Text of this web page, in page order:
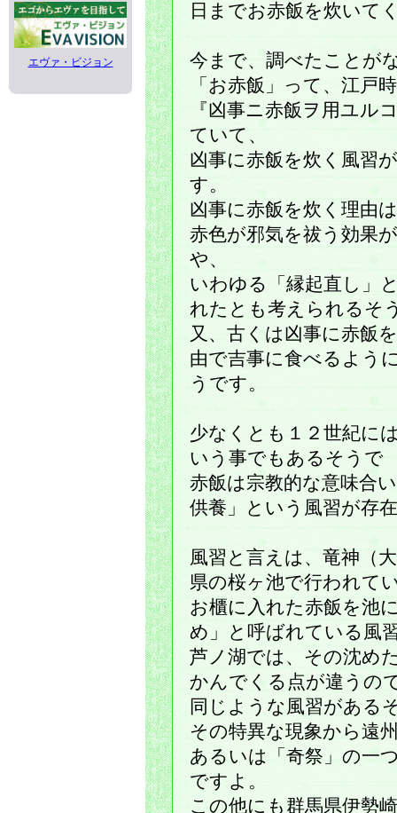
エヴァ・ビジョン
日までお赤飯を炊いて
今まで、調べたことが
「お赤飯」って、江戸
『凶事ニ赤飯ヲ用ユル
ていて、
凶事に赤飯を炊く風習
す。
凶事に赤飯を炊く理由
赤色が邪気を祓う効果
や、
いわゆる「縁起直し」
れたとも考えられるそ
又、古くは凶事に赤飯
由で吉事に食べるよう
うです。
少なくとも１２世紀に
いう事でもあるそうで
赤飯は宗教的な意味合
供養」という風習が存
風習と言えは、竜神（
県の桜ヶ池で行われて
お櫃に入れた赤飯を池
め」と呼ばれている風
芦ノ湖では、その沈め
かんでくる点が違うの
同じような風習がある
その特異な現象から遠
あるいは「奇祭」の一
ですよ。
この他にも群馬県伊勢